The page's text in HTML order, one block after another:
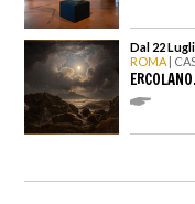
Dal 22
ROMA |